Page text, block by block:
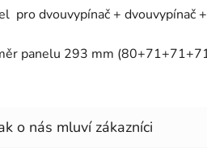
pro dvouvypínač + dvouvypínač
panelu 293 mm